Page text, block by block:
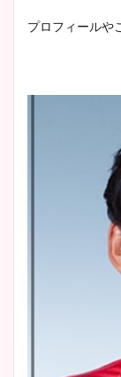
プロフィールや